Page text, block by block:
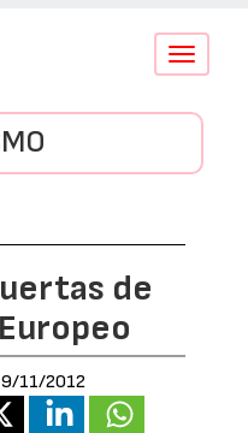
Conmutar
de
11/2012